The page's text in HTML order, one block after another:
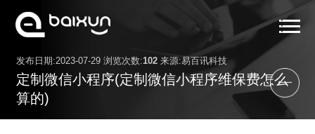
首页
服务范围
小程序案例
发布日期:2023-07-29 浏览次数:102来源:易百讯科技
定制微信小程序(定制微信小程序维保费怎么
算的)